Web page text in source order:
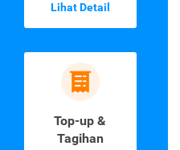
Lihat Detail
Top-up &
Tagihan